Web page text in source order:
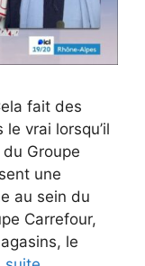
fait des
vrai lorsqu’il
Groupe
une
au sein du
Carrefour,
le